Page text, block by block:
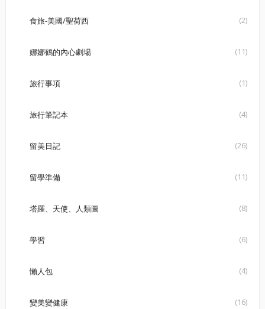
食旅-美國/聖荷西 (2)
娜娜鶴的內心劇場 (11)
旅行事項 (1)
旅行筆記本 (4)
留美日記 (26)
留學準備 (11)
塔羅、天使、人類圖 (8)
學習 (6)
懶人包 (4)
變美變健康 (16)